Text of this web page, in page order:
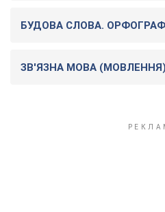
БУДОВА СЛОВА.
ЗВ'ЯЗНА МОВА (МОВЛЕННЯ)